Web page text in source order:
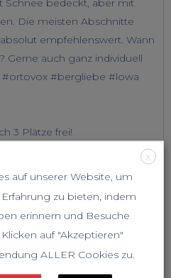
X
auf unserer Website, um
zu bieten, indem
erinnern und Besuche
auf "Akzeptieren"
ALLER Cookies zu.